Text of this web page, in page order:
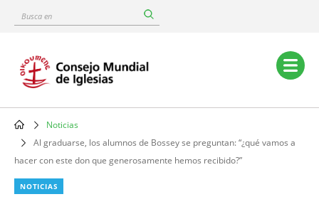
content
Busca
Main
navigation
Breadcrumb
Noticias
Al graduarse, los alumnos de Bossey se preguntan: “¿qué vamos a
hacer con este don que generosamente hemos recibido?”
NOTICIAS